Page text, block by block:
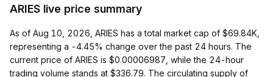
ARIES live price summary
As of Aug 10, 2026, ARIES has a total market cap of $69.84K,
representing a -4.45% change over the past 24 hours. The
current price of ARIES is $0.00006987, while the 24-hour
trading volume stands at $336.79. The circulating supply of